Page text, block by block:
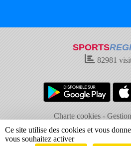
SPORTS
82981
Charte cookies
Informations légales
Signaler
Ce site utilise des cookies et vous
vous souhaitez activer